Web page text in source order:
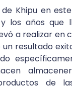
de Khipu en
y los años que
a realizar en
resultado
de